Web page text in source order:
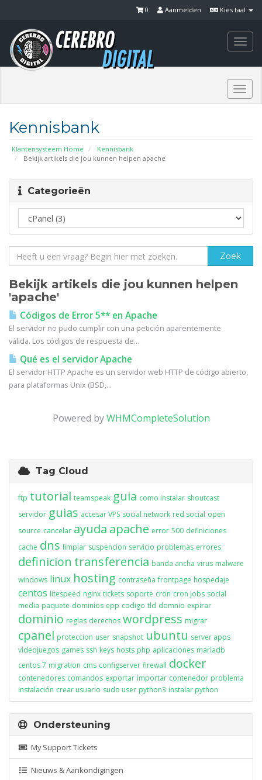
Kies taal
Aanmelden
0
Kennisbank
Klantensysteem Home
Kennisbank
Bekijk artikels die jou kunnen helpen apache
Categorieën
Bekijk artikels die jou kunnen helpen
'apache'
Códigos de Error 5** en Apache
El servidor no pudo cumplir con una petición aparentemente
válida. Los códigos de respuesta de...
Qué es el servidor Apache
El servidor HTTP Apache es un servidor web HTTP de código abierto,
para plataformas Unix (BSD,...
Powered byWHMCompleteSolution
Tag Cloud
ftp tutorial teamspeak guia como instalar shoutcast
servidor guias accesar VPS social network red social open
source cancelar ayuda apache error 500 definiciones
cache dns limpiar suspencion servicio problemas errores
definicion transferencia banda ancha virus malware
windows linux hosting contraseña frontpage hospedaje
centos litespeed nginx tickets soporte cron cron jobs social
media paquete dominios epp codigo tld domnio expirar
dominio reglas derechos wordpress migrar
cpanel proteccion user snapshot ubuntu server apps
videojuegos games ssh keys hosts php aplicaciones mariadb
centos 7 migration cms configserver firewall docker
contenedores comandos exportar importar contenedor problema
instalación crear usuario sudo user python3 instalar python
Ondersteuning
My Support Tickets
Nieuws & Aankondigingen